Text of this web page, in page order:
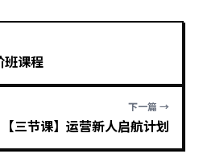
班课程
下一篇 →
【三节课】运营新人启航计划